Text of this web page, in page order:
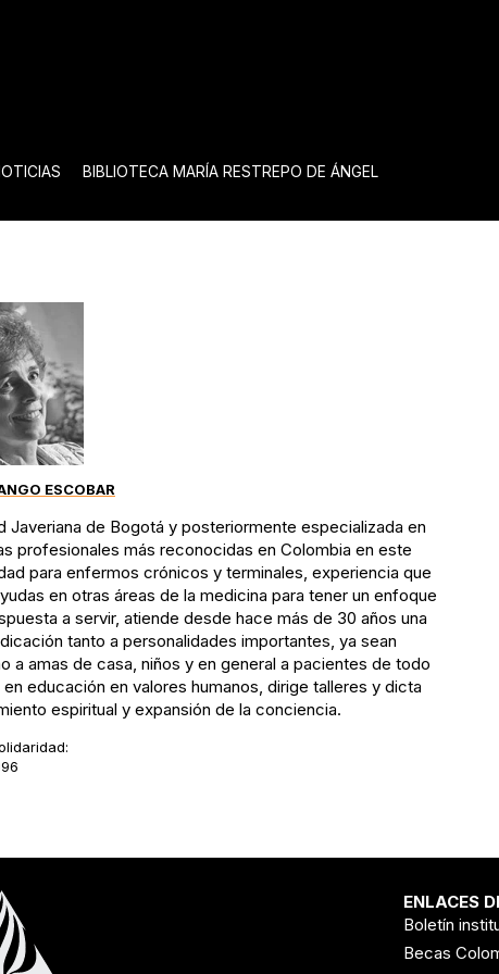
BIBLIOTECA MARÍA RESTREPO DE ÁNGEL
ESCOBAR
Javeriana de Bogotá y posteriormente especializada en
profesionales más reconocidas en Colombia en este
para enfermos crónicos y terminales, experiencia que
en otras áreas de la medicina para tener un enfoque
a servir, atiende desde hace más de 30 años una
tanto a personalidades importantes, ya sean
amas de casa, niños y en general a pacientes de todo
educación en valores humanos, dirige talleres y dicta
espiritual y expansión de la conciencia.
ENLACES
Boletín
Becas